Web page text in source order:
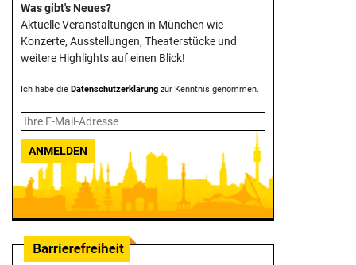
Was gibt's Neues?
Aktuelle Veranstaltungen in München wie
Konzerte, Ausstellungen, Theater­stücke und
weitere Highlights auf einen Blick!
Ich habe die Datenschutzerklärung zur Kenntnis genommen.
ANMELDEN